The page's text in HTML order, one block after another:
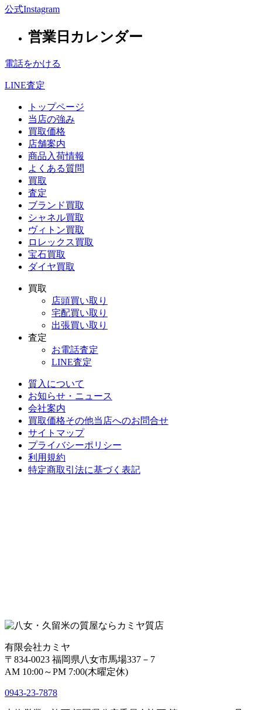
公式Instagram
営業日カレンダー
電話をかける
LINE査定
トップページ
当店の強み
買取価格
店舗案内
商品入荷情報
よくある質問
買取
査定
ブランド買取
シャネル買取
ヴィトン買取
ロレックス買取
宝石買取
ダイヤ買取
買取
店頭買い取り
宅配買い取り
出張買い取り
査定
お電話査定
LINE査定
質入について
お知らせ・ニュース
会社案内
買取価格その他当店へのお問合せ
サイトマップ
プライバシーポリシー
利用規約
特定商取引法に基づく表記
有限会社カミヤ
〒834-0023 福岡県八女市馬場337－7
AM 10:00～PM 7:00(木曜定休)
0943-23-7878